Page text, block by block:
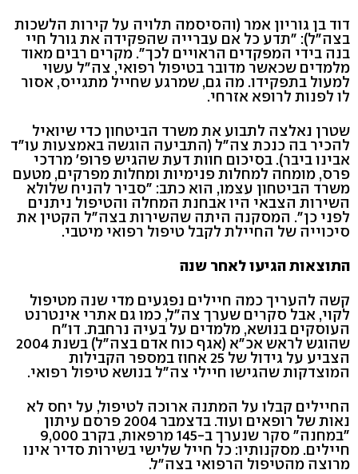
דוד בן גוריון אמר (והסיסמה תלויה על קירות הלשכות
בצה"ל): "תדע כל אם עברייה שהפקידה את גורל חיי
בנה בידי המפקדים הראויים לכך". מקרים רבים מאוד
מלמדים שכאשר מדובר בטיפול רפואי, צה"ל עשוי
למעול בתפקידו. מה גם, שמרגע שחייל מתגייס, אסור
לו לפנות לרופא אזרחי.
שטרן נאלצה לתבוע את משרד הביטחון כדי שיואיל
להכיר בה כנכת צה"ל (התביעה הוגשה באמצעות עו"ד
אבינו ביבר). בסיכום חוות דעת שהגיש פרופ' מרדכי
פרס, מומחה למחלות פנימיות ומחלות מפרקים, מטעם
משרד הביטחון עצמו, הוא כתב: "סביר להניח שלולא
השירות הצבאי היו אבחנת המחלה והטיפול ניתנים
לפני כן". המסקנה היתה שהשירות בצה"ל הקטין את
סיכוייה של החיילת לקבל טיפול רפואי מיטבי.
התוצאות הגיעו לאחר שנה
קשה להעריך כמה חיילים נפגעים מדי שנה מטיפול
לקוי, אבל סקרים שערך צה"ל, כמו גם אתרי אינטרנט
העוסקים בנושא, מלמדים על בעיה נרחבת. דו"ח
שהוגש לראש אכ"א (אגף כוח אדם בצה"ל) בשנת 2004
הצביע על גידול של 25 אחוז במספר הקבילות
המוצדקות שהגישו חיילי צה"ל בנושא טיפול רפואי.
החיילים קבלו על המתנה ארוכה לטיפול, על יחס לא
נאות של רופאים ועוד. בדצמבר 2004 פרסם עיתון
"במחנה" סקר שנערך ב-145 מרפאות, בקרב 9,000
חיילים. מסקנותיו: כל חייל שלישי בשירות סדיר אינו
מרוצה מהטיפול הרפואי בצה"ל.